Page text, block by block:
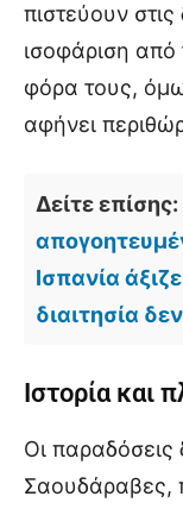
πιστεύουν
ισοφάριση
φόρα τους,
αφήνει
Δείτε επίσης:
Ισπανία
διαιτησία
Ιστορία και
Οι παραδόσεις
Σαουδάραβες,